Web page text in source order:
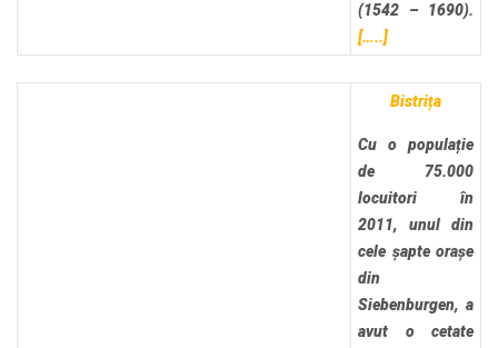
(1542 – 1690).
[…..]
Bistrița
Cu o populație
de 75.000
locuitori în
2011, unul din
cele șapte orașe
din
Siebenburgen, a
avut o cetate